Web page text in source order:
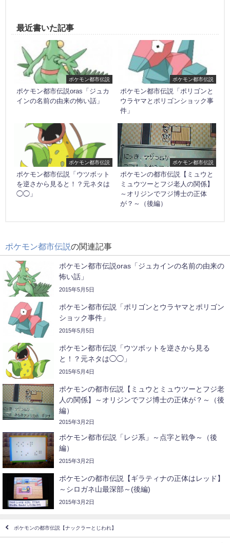
最近書いた記事
ポケモン都市伝説
ポケモン都市伝説oras「ジュカ
インの名前の由来の怖い話」
ポケモン都市伝説
ポケモン都市伝説「ポリゴンと
ウラヤマとポリゴンショック事
件」
ポケモン都市伝説
ポケモン都市伝説「ウツボット
を逆さから見ると！？元ネタは
◯◯」
ポケモン都市伝説
ポケモンの都市伝説【ミュウと
ミュウツーとフジ老人の関係】
～オリジンでフジ博士の正体
が？～（後編）
ポケモン都市伝説の関連記事
ポケモン都市伝説oras「ジュカインの名前の由来の
怖い話」
2015年5月5日
ポケモン都市伝説「ポリゴンとウラヤマとポリゴン
ショック事件」
2015年5月5日
ポケモン都市伝説「ウツボットを逆さから見る
と！？元ネタは◯◯」
2015年5月4日
ポケモンの都市伝説【ミュウとミュウツーとフジ老
人の関係】～オリジンでフジ博士の正体が？～（後
編）
2015年3月2日
ポケモン都市伝説「レジ系」～点字と戦争～（後
編）
2015年3月2日
ポケモンの都市伝説【ギラティナの正体はレッド】
～シロガネ山最深部～(後編)
2015年3月2日
ポケモンの都市伝説【ナックラーとじわれ】